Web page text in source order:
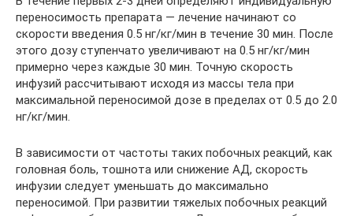
переносимость препарата — лечение начинают со
скорости введения 0.5 нг/кг/мин в течение 30 мин. После
этого дозу ступенчато увеличивают на 0.5 нг/кг/мин
примерно через каждые 30 мин. Точную скорость
инфузий рассчитывают исходя из массы тела при
максимальной переносимой дозе в пределах от 0.5 до 2.0
нг/кг/мин.
В зависимости от частоты таких побочных реакций, как
головная боль, тошнота или снижение АД, скорость
инфузии следует уменьшать до максимально
переносимой. При развитии тяжелых побочных реакций